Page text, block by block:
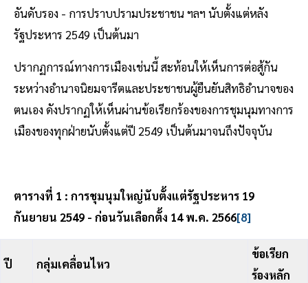
อันดับรอง - การปราบปรามประชาชน ฯลฯ นับตั้งแต่หลัง
รัฐประหาร 2549 เป็นต้นมา
ปรากฏการณ์ทางการเมืองเช่นนี้ สะท้อนให้เห็นการต่อสู้กัน
ระหว่างอำนาจนิยมจารีตและประชาชนผู้ยืนยันสิทธิอำนาจของ
ตนเอง ดังปรากฏให้เห็นผ่านข้อเรียกร้องของการชุมนุมทางการ
เมืองของทุกฝ่ายนับตั้งแต่ปี 2549 เป็นต้นมาจนถึงปัจจุบัน
ตารางที่ 1 : การชุมนุมใหญ่นับตั้งแต่รัฐประหาร 19
กันยายน 2549 - ก่อนวันเลือกตั้ง 14 พ.ค. 2566[8]
ปี กลุ่มเคลื่อนไหว
ข้อเรียก
ร้องหลัก